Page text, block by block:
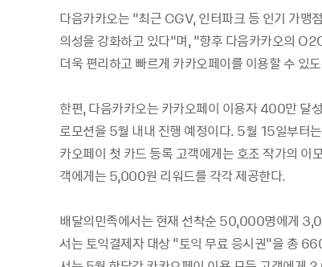
다음카카오는 “최근 CGV, 인터파크 등 인기 가맹
의성을 강화하고 있다”며, “향후 다음카카오의
더욱 편리하고 빠르게 카카오페이를 이용할 수 있
한편, 다음카카오는 카카오페이 이용자 400만 달
로모션을 5월 내내 진행 예정이다. 5월 15일부터
카오페이 첫 카드 등록 고객에게는 호조 작가의
객에게는 5,000원 리워드를 각각 제공한다.
배달의민족에서는 현재 선착순 50,000명에게
서는 토익결제자 대상 "토익 무료 응시권"을 총